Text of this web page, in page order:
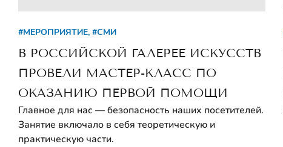
#МЕРОПРИЯТИЕ, #СМИ
В РОССИЙСКОЙ ГАЛЕРЕЕ ИСКУССТВ
ПРОВЕЛИ МАСТЕР-КЛАСС ПО
ОКАЗАНИЮ ПЕРВОЙ ПОМОЩИ
Главное для нас — безопасность наших посетителей.
Занятие включало в себя теоретическую и
практическую части.